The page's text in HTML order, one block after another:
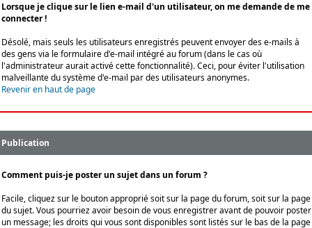
Lorsque je clique sur le lien e-mail d'un utilisateur, on me demande de me
connecter !
Désolé, mais seuls les utilisateurs enregistrés peuvent envoyer des e-mails à
des gens via le formulaire d'e-mail intégré au forum (dans le cas où
l'administrateur aurait activé cette fonctionnalité). Ceci, pour éviter l'utilisation
malveillante du système d'e-mail par des utilisateurs anonymes.
Revenir en haut de page
Publication
Comment puis-je poster un sujet dans un forum ?
Facile, cliquez sur le bouton approprié soit sur la page du forum, soit sur la page
du sujet. Vous pourriez avoir besoin de vous enregistrer avant de pouvoir poster
un message; les droits qui vous sont disponibles sont listés sur le bas de la page